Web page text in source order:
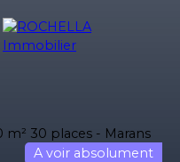
A voir absolument